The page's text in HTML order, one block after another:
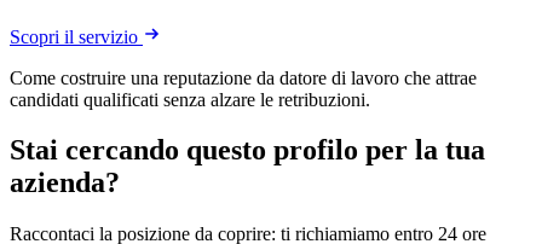
Scopri il servizio
Come costruire una reputazione da datore di lavoro che attrae
candidati qualificati senza alzare le retribuzioni.
Stai cercando questo profilo per la tua
azienda?
Raccontaci la posizione da coprire: ti richiamiamo entro 24 ore